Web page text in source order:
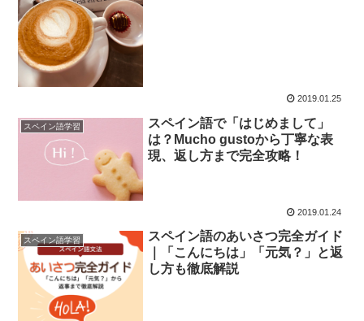
2019.01.25
スペイン語学習
スペイン語で「はじめまして」
は？Mucho gustoから丁寧な表
現、返し方まで完全攻略！
2019.01.24
スペイン語学習
スペイン語のあいさつ完全ガイド
｜「こんにちは」「元気？」と返
し方も徹底解説